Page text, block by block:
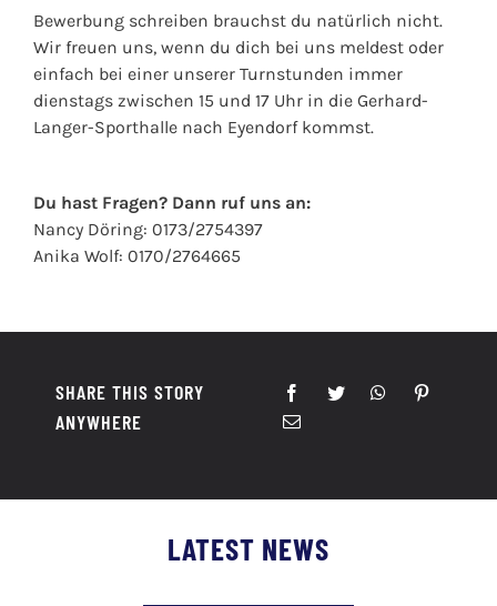
Bewerbung schreiben brauchst du natürlich nicht.
Wir freuen uns, wenn du dich bei uns meldest oder
einfach bei einer unserer Turnstunden immer
dienstags zwischen 15 und 17 Uhr in die Gerhard-
Langer-Sporthalle nach Eyendorf kommst.
Du hast Fragen? Dann ruf uns an:
Nancy Döring: 0173/2754397
Anika Wolf: 0170/2764665
SHARE THIS STORY
ANYWHERE
LATEST NEWS